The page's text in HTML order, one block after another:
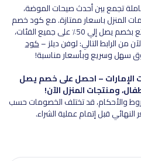
تجمع بين أحدث صيحات الموضة،
المنزل باسعار ممتازة. مع كود خصم
نكست الإمارات من لوفن ديلز، استمتع بخصم يصل إلي 50٪ على جميع الفئات،
الرابط التالي: لوفن ديلز –كود
سهل وسريع وبأسعار مناسبة!
– احصل على خصم يصل
والأحكام، قد تختلف الخصومات حسب
النهائي قبل إتمام عملية الشراء.